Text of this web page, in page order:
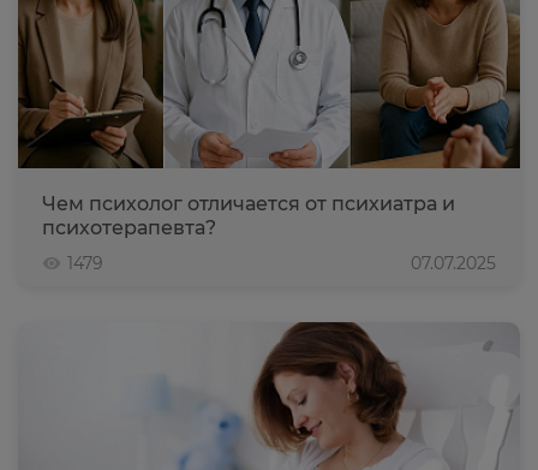
Чем психолог отличается от психиатра и
психотерапевта?
1479 07.07.2025